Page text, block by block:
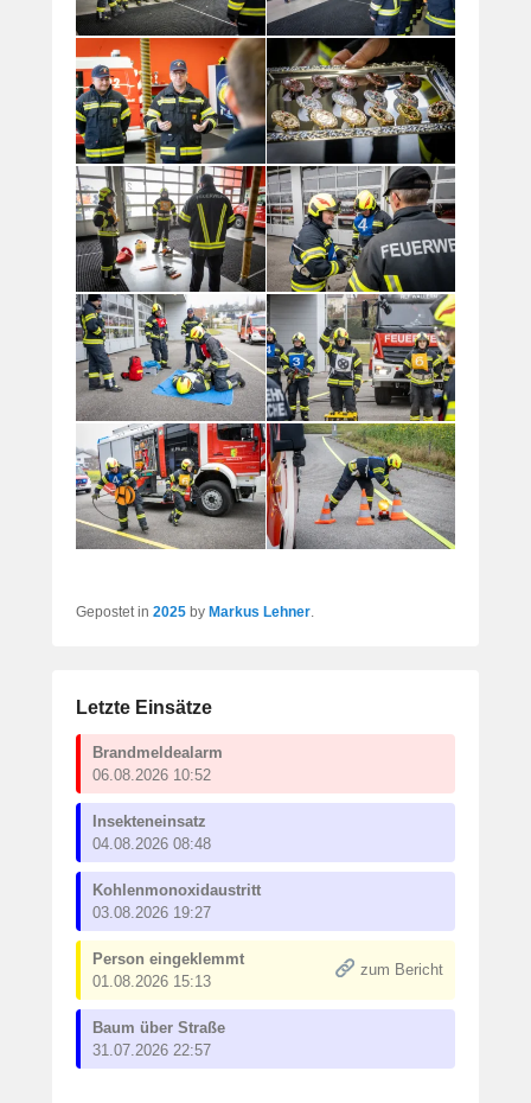
Gepostet in 2025 by Markus Lehner.
Letzte Einsätze
Brandmeldealarm
06.08.2026 10:52
Insekteneinsatz
04.08.2026 08:48
Kohlenmonoxidaustritt
03.08.2026 19:27
Person eingeklemmt
01.08.2026 15:13
zum Bericht
Baum über Straße
31.07.2026 22:57